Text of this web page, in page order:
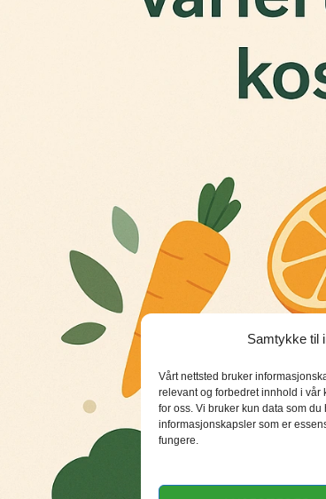
Samtykke til
Vårt nettsted bruker
relevant og forbedret innhold i vår
for oss. Vi bruker kun data som
informasjonskapsler som er
fungere.